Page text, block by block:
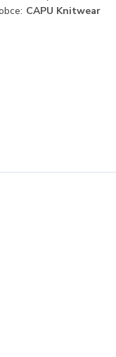
CAPU Knitwear